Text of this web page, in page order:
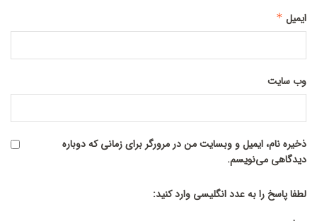
ایمیل *
وب‌ سایت
ذخیره نام، ایمیل و وبسایت من در مرورگر برای زمانی که دوباره
دیدگاهی می‌نویسم.
لطفا پاسخ را به عدد انگلیسی وارد کنید: